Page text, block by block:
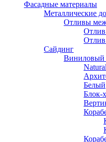
Фасадные материалы
Металлические
Отливы
Сайдинг
Виниловый
Белый
Блок-